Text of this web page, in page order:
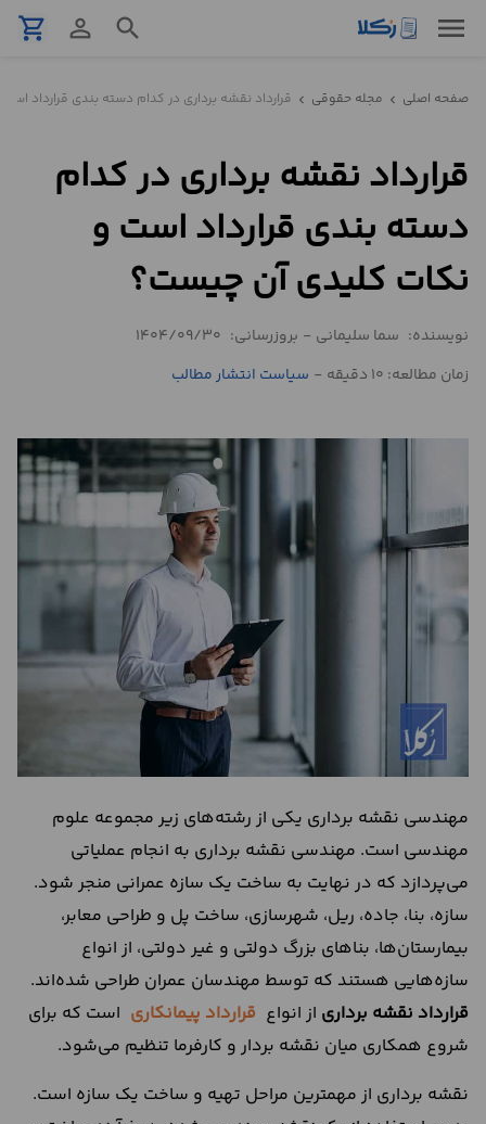
menu
search
person_outline
shopping_cart
نمونه
تنظیم
مشاوره
حقوقی
استعلام
محاسبه
درباره
ما
تماس
با
صفحه اصلی chevron_left مجله حقوقی chevron_left قرارداد نقشه برداری در کدام دسته بندی قرارداد
قرارداد نقشه برداری در کدام
دسته بندی قرارداد است و
نکات کلیدی آن چیست؟
نویسنده: سما سلیمانی - بروزرسانی: 1404/09/30
زمان مطالعه: 10 دقیقه
- سیاست انتشار مطالب
مهندسی نقشه برداری یکی از رشته‌های زیر مجموعه علوم
مهندسی است. مهندسی نقشه برداری به انجام عملیاتی
می‌پردازد که در نهایت به ساخت یک سازه عمرانی منجر شود.
سازه، بنا، جاده، ریل، شهرسازی، ساخت پل و طراحی معابر،
بیمارستان‌ها، بناهای بزرگ دولتی و غیر دولتی، از انواع
سازه‌هایی هستند که توسط مهندسان عمران طراحی شده‌اند.
قرارداد نقشه برداری از انواع قرارداد پیمانکاری است که برای
شروع همکاری میان نقشه بردار و کارفرما تنظیم می‌شود.
نقشه برداری از مهمترین مراحل تهیه و ساخت یک سازه است.